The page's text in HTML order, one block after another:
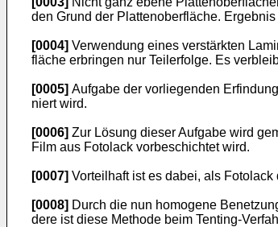
den Grund der Plattenoberfläche.
[0004] Verwendung eines verstärkten
fläche erbringen nur Teilerfolge. Es
[0005] Aufgabe der vorliegenden
niert wird.
[0006] Zur Lösung dieser Aufgabe wird
Film aus Fotolack vorbeschichtet wird.
[0007] Vorteilhaft ist es dabei, als
[0008] Durch die nun homogene
dere ist diese Methode beim Tenting-